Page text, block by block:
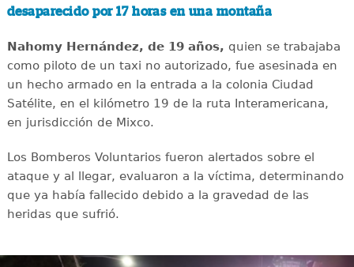
desaparecido por 17 horas en una montaña
Nahomy Hernández, de 19 años, quien se trabajaba
como piloto de un taxi no autorizado, fue asesinada en
un hecho armado en la entrada a la colonia Ciudad
Satélite, en el kilómetro 19 de la ruta Interamericana,
en jurisdicción de Mixco.
Los Bomberos Voluntarios fueron alertados sobre el
ataque y al llegar, evaluaron a la víctima, determinando
que ya había fallecido debido a la gravedad de las
heridas que sufrió.